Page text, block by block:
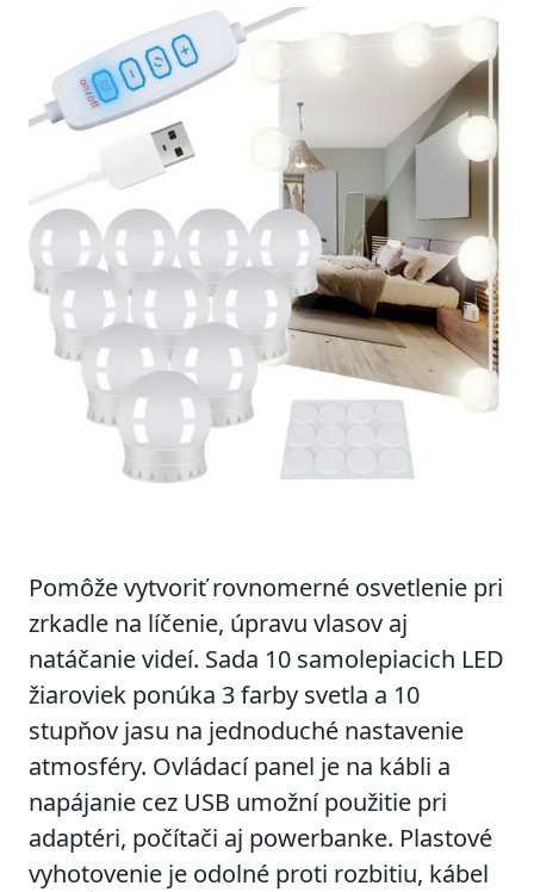
Pomôže vytvoriť rovnomerné osvetlenie pri
zrkadle na líčenie, úpravu vlasov aj
natáčanie videí. Sada 10 samolepiacich LED
žiaroviek ponúka 3 farby svetla a 10
stupňov jasu na jednoduché nastavenie
atmosféry. Ovládací panel je na kábli a
napájanie cez USB umožní použitie pri
adaptéri, počítači aj powerbanke. Plastové
vyhotovenie je odolné proti rozbitiu, kábel